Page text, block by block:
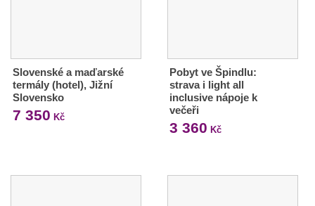
Slovenské a maďarské
termály (hotel), Jižní
Slovensko
7 350 Kč
Pobyt ve Špindlu:
strava i light all
inclusive nápoje k
večeři
3 360 Kč